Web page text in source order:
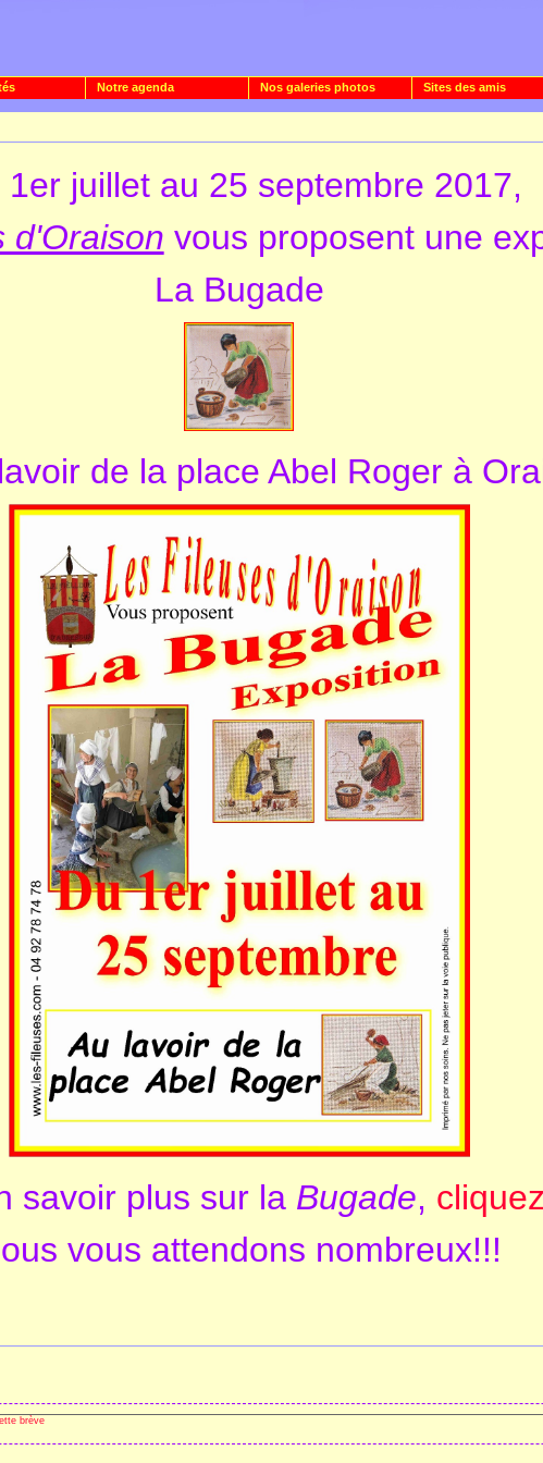
Notre agenda Nos galeries photos Sites des amis
1er juillet au 25 septembre 2017,
d'Oraison vous proposent une
La Bugade
de la place Abel Roger à
savoir plus sur la Bugade,
vous attendons nombreux!!!